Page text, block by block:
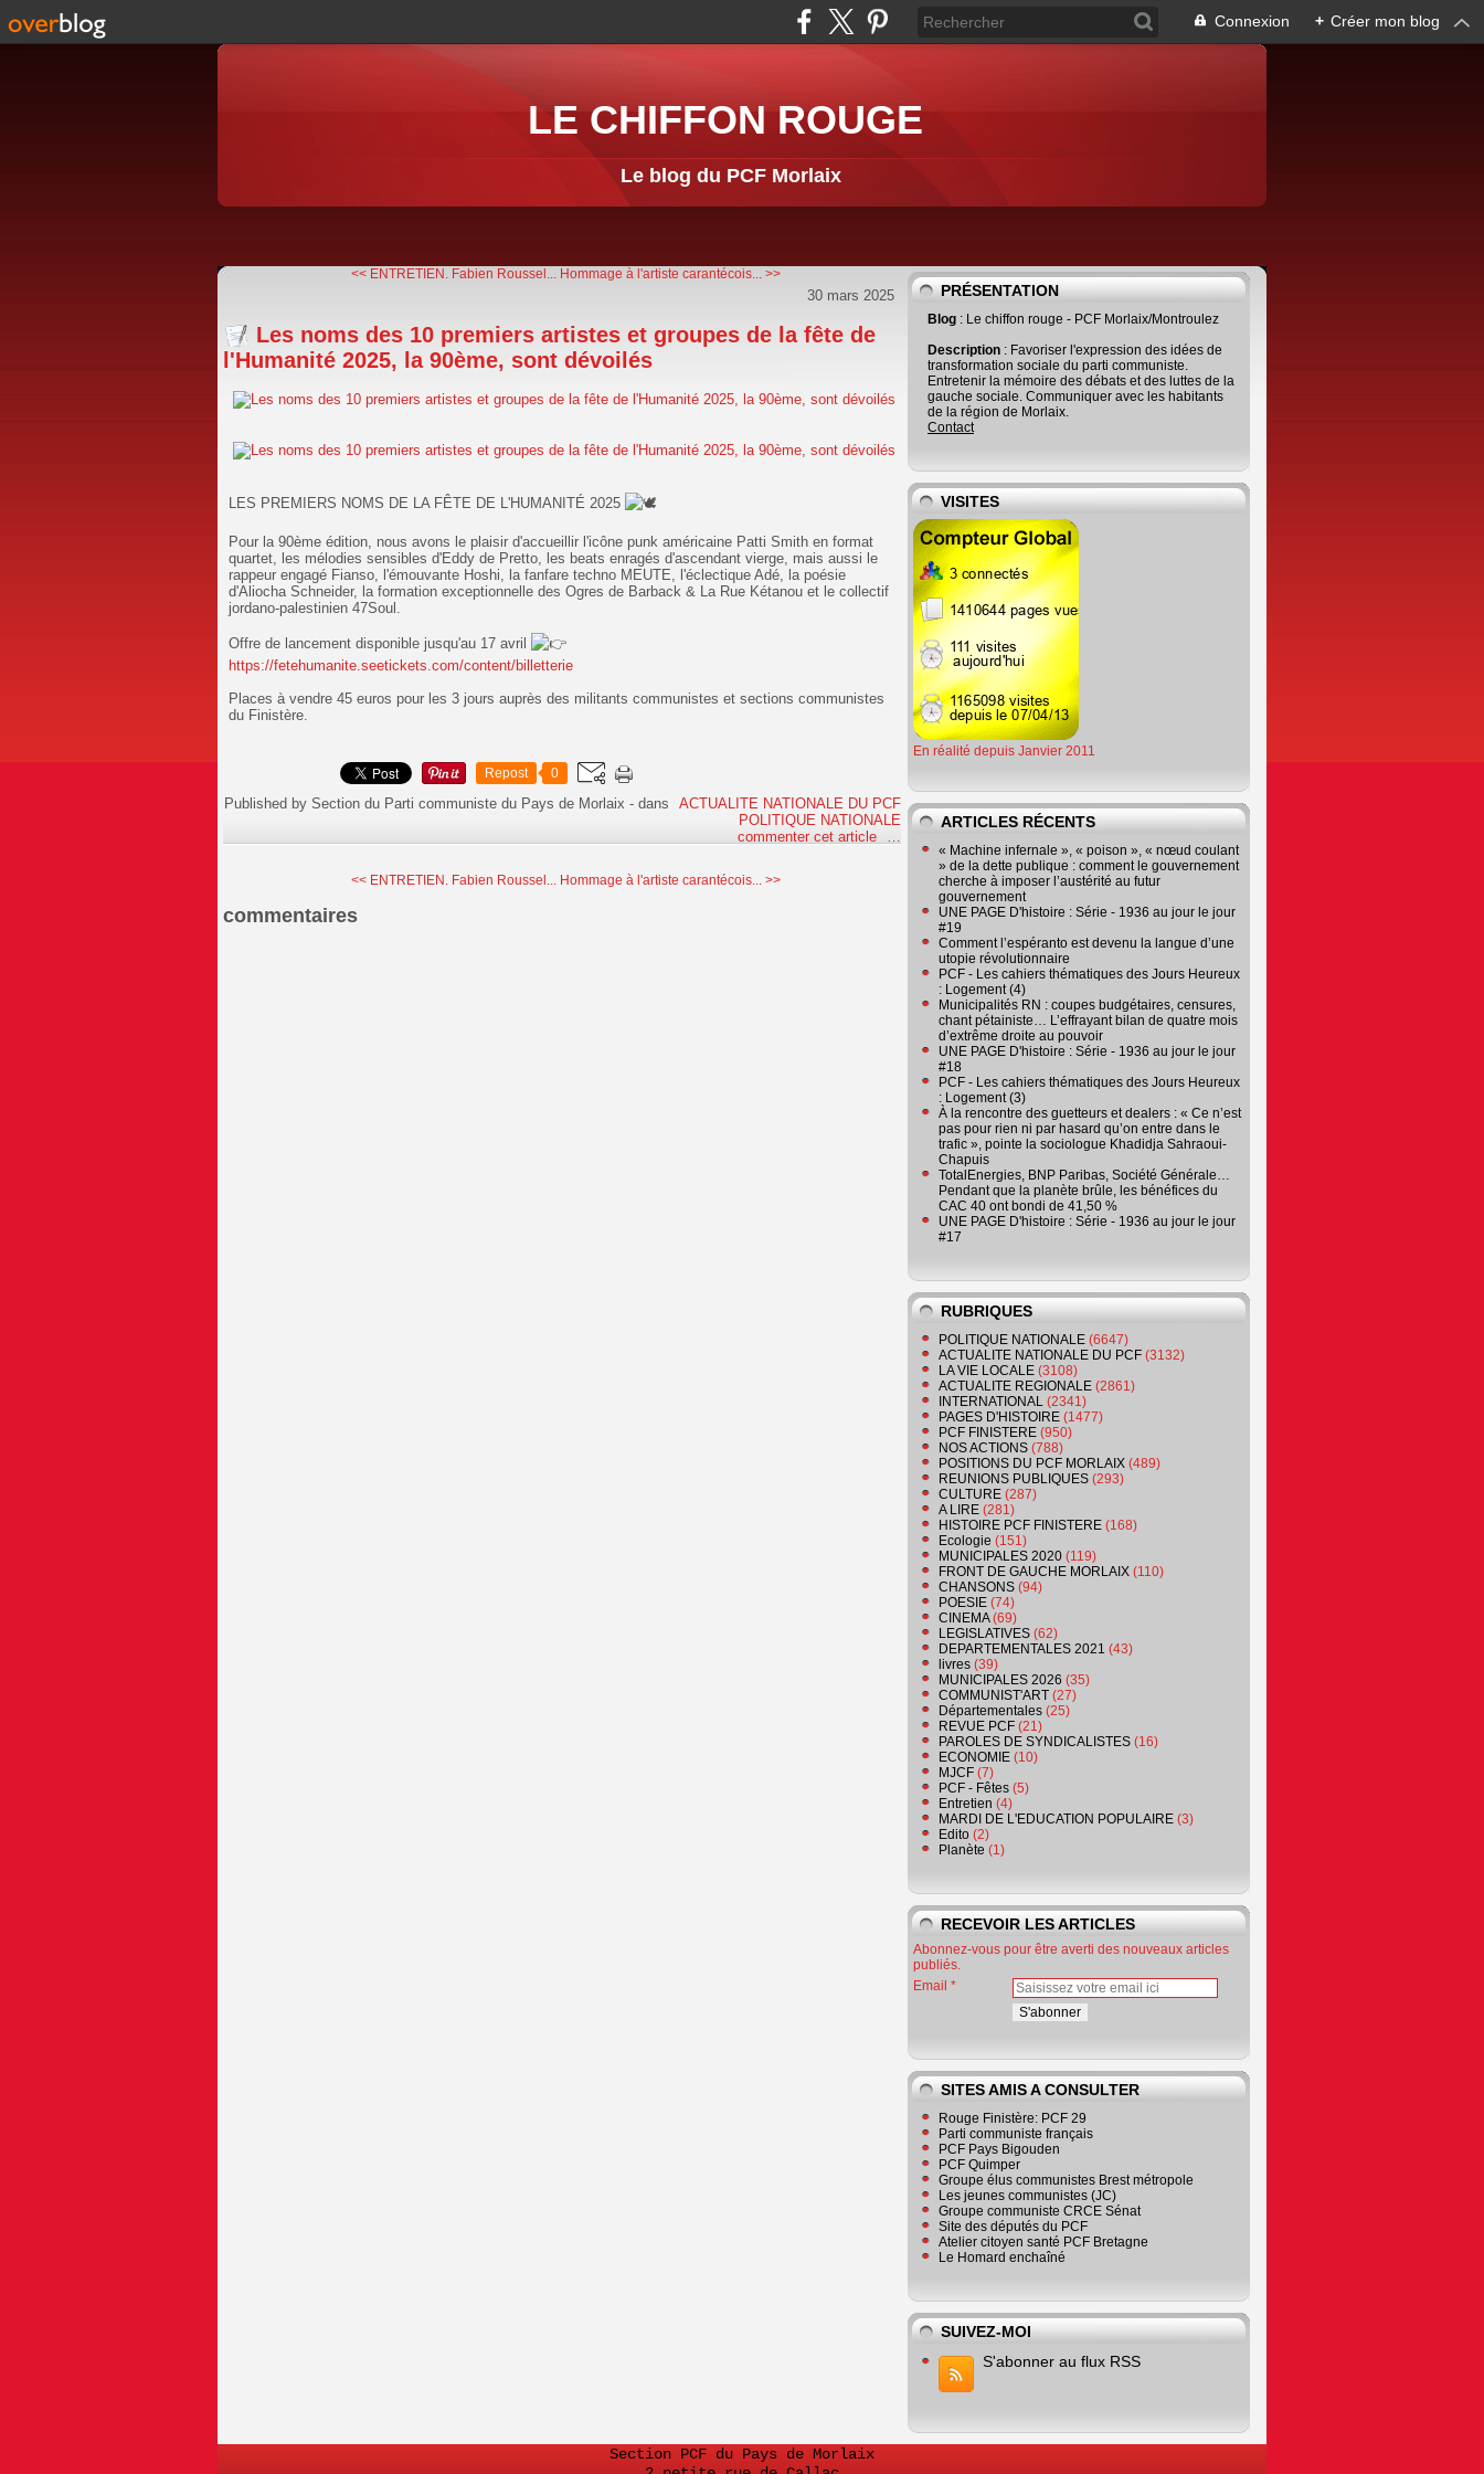
Connexion + Créer mon blog
LE CHIFFON ROUGE
Le blog du PCF Morlaix
<< ENTRETIEN. Fabien Roussel... Hommage à l'artiste carantécois... >>
30 mars 2025
Les noms des 10 premiers artistes et groupes de la fête de
l'Humanité 2025, la 90ème, sont dévoilés
LES PREMIERS NOMS DE LA FÊTE DE L'HUMANITÉ 2025
Pour la 90ème édition, nous avons le plaisir d'accueillir l'icône punk américaine Patti Smith en format
quartet, les mélodies sensibles d'Eddy de Pretto, les beats enragés d'ascendant vierge, mais aussi le
rappeur engagé Fianso, l'émouvante Hoshi, la fanfare techno MEUTE, l'éclectique Adé, la poésie
d'Aliocha Schneider, la formation exceptionnelle des Ogres de Barback & La Rue Kétanou et le collectif
jordano-palestinien 47Soul.
Offre de lancement disponible jusqu'au 17 avril
https://fetehumanite.seetickets.com/content/billetterie
Places à vendre 45 euros pour les 3 jours auprès des militants communistes et sections communistes
du Finistère.
Repost 0
Published by Section du Parti communiste du Pays de Morlaix -dans
ACTUALITE NATIONALE DU PCF
POLITIQUE NATIONALE
commenter cet article
…
<< ENTRETIEN. Fabien Roussel... Hommage à l'artiste carantécois... >>
commentaires
PRÉSENTATION
Blog : Le chiffon rouge - PCF Morlaix/Montroulez
Description : Favoriser l'expression des idées de
transformation sociale du parti communiste.
Entretenir la mémoire des débats et des luttes de la
gauche sociale. Communiquer avec les habitants
de la région de Morlaix.
Contact
VISITES
En réalité depuis Janvier 2011
ARTICLES RÉCENTS
« Machine infernale », « poison », « nœud coulant
» de la dette publique : comment le gouvernement
cherche à imposer l’austérité au futur
gouvernement
UNE PAGE D'histoire : Série - 1936 au jour le jour
#19
Comment l’espéranto est devenu la langue d’une
utopie révolutionnaire
PCF - Les cahiers thématiques des Jours Heureux
: Logement (4)
Municipalités RN : coupes budgétaires, censures,
chant pétainiste… L’effrayant bilan de quatre mois
d’extrême droite au pouvoir
UNE PAGE D'histoire : Série - 1936 au jour le jour
#18
PCF - Les cahiers thématiques des Jours Heureux
: Logement (3)
À la rencontre des guetteurs et dealers : « Ce n’est
pas pour rien ni par hasard qu’on entre dans le
trafic », pointe la sociologue Khadidja Sahraoui-
Chapuis
TotalEnergies, BNP Paribas, Société Générale…
Pendant que la planète brûle, les bénéfices du
CAC 40 ont bondi de 41,50 %
UNE PAGE D'histoire : Série - 1936 au jour le jour
#17
RUBRIQUES
POLITIQUE NATIONALE (6647)
ACTUALITE NATIONALE DU PCF (3132)
LA VIE LOCALE (3108)
ACTUALITE REGIONALE (2861)
INTERNATIONAL (2341)
PAGES D'HISTOIRE (1477)
PCF FINISTERE (950)
NOS ACTIONS (788)
POSITIONS DU PCF MORLAIX (489)
REUNIONS PUBLIQUES (293)
CULTURE (287)
A LIRE (281)
HISTOIRE PCF FINISTERE (168)
Ecologie (151)
MUNICIPALES 2020 (119)
FRONT DE GAUCHE MORLAIX (110)
CHANSONS (94)
POESIE (74)
CINEMA(69)
LEGISLATIVES (62)
DEPARTEMENTALES 2021 (43)
livres (39)
MUNICIPALES 2026 (35)
COMMUNIST'ART (27)
Départementales (25)
REVUE PCF (21)
PAROLES DE SYNDICALISTES (16)
ECONOMIE (10)
MJCF (7)
PCF - Fêtes (5)
Entretien (4)
MARDI DE L'EDUCATION POPULAIRE (3)
Edito (2)
Planète (1)
RECEVOIR LES ARTICLES
Abonnez-vous pour être averti des nouveaux articles
publiés.
Email
SITES AMIS A CONSULTER
Rouge Finistère: PCF 29
Parti communiste français
PCF Pays Bigouden
PCF Quimper
Groupe élus communistes Brest métropole
Les jeunes communistes (JC)
Groupe communiste CRCE Sénat
Site des députés du PCF
Atelier citoyen santé PCF Bretagne
Le Homard enchaîné
SUIVEZ-MOI
S'abonner au flux RSS
Section PCF du Pays de Morlaix